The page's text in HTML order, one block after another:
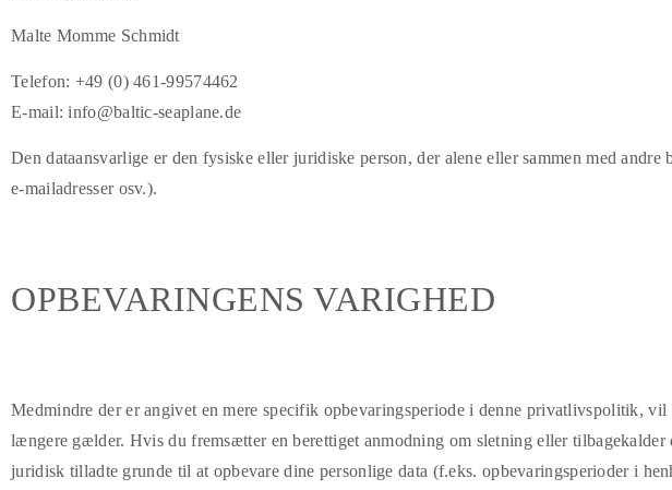
Malte Momme Schmidt
Telefon: +49 (0) 461-99574462
E-mail: info@baltic-seaplane.de
Den dataansvarlige er den fysiske eller juridiske person, der alene eller sammen med
e-mailadresser osv.).
OPBEVARINGENS VARIGHED
Medmindre der er angivet en mere specifik opbevaringsperiode i denne privatlivspolitik,
længere gælder. Hvis du fremsætter en berettiget anmodning om sletning eller
juridisk tilladte grunde til at opbevare dine personlige data (f.eks. opbevaringsperioder i